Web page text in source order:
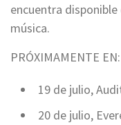
encuentra
música.
PRÓXIMAMENTE EN:
19 de julio,
20 de julio,